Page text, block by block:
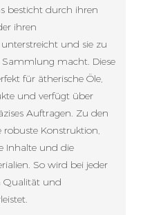
besticht durch ihren
ihren
und sie zu
Sammlung macht. Diese
für ätherische Öle,
und verfügt über
Auftragen. Zu den
robuste Konstruktion,
Inhalte und die
So wird bei jeder
Qualität und